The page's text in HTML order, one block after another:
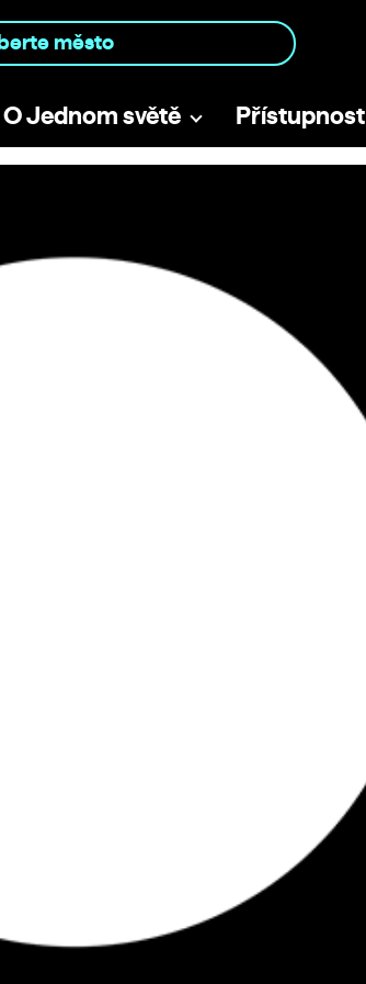
O Jednom světě Přístupnost